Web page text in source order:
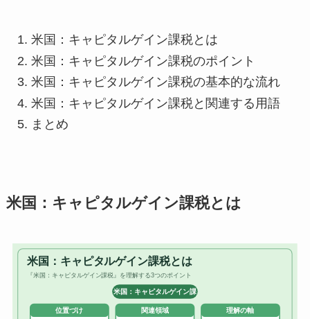
米国：キャピタルゲイン課税とは
米国：キャピタルゲイン課税のポイント
米国：キャピタルゲイン課税の基本的な流れ
米国：キャピタルゲイン課税と関連する用語
まとめ
米国：キャピタルゲイン課税とは